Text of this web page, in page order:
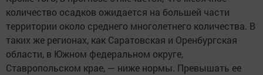
количество осадков ожидается на большей части
территории около среднего многолетнего количества. В
таких же регионах, как Саратовская и Оренбургская
области, в Южном федеральном округе,
Ставропольском крае, — ниже нормы. Превышать ее